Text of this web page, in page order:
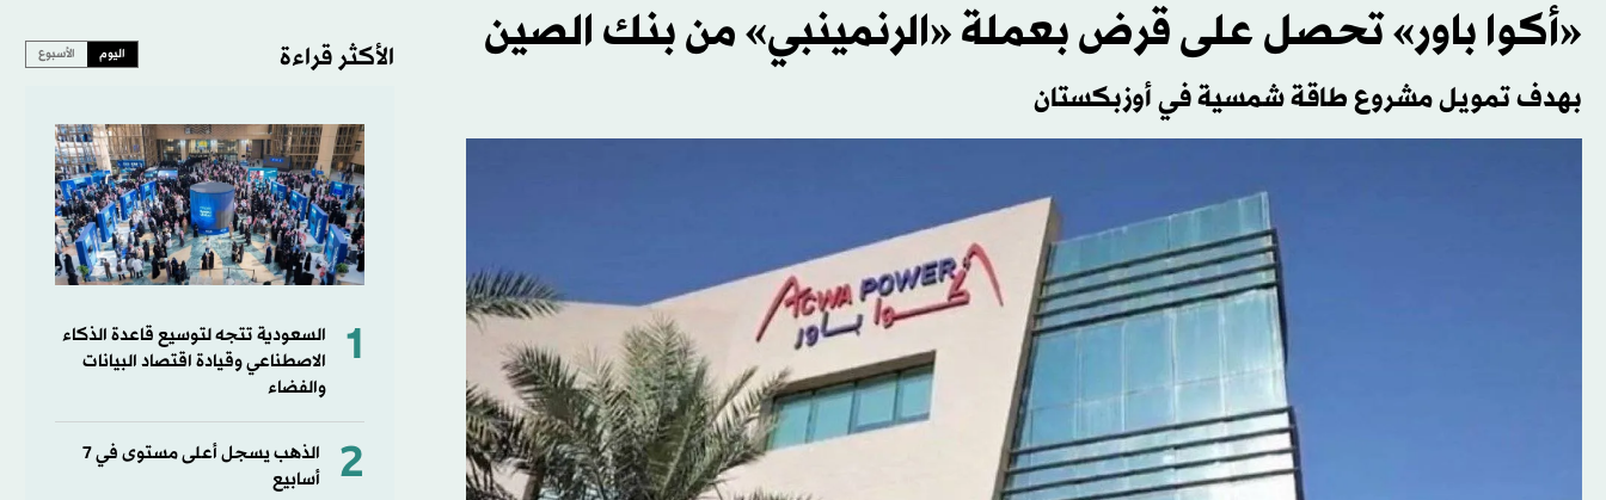
«أكوا باور» تحصل على قرض بعملة «الرنمينبي» من بنك الصين
بهدف تمويل مشروع طاقة شمسية في أوزبكستان
الأكثر قراءة اليوم الأسبوع
1
السعودية تتجه لتوسيع قاعدة الذكاء
الاصطناعي وقيادة اقتصاد البيانات
والفضاء
2
الذهب يسجل أعلى مستوى في 7
أسابيع